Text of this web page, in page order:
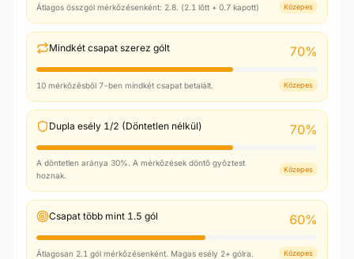
Átlagos összgól mérkőzésenként: 2.8. (2.1 lőtt + 0.7 kapott) Közepes
Mindkét csapat szerez gólt 70%
10 mérkőzésből 7-ben mindkét csapat betalált. Közepes
Dupla esély 1/2 (Döntetlen nélkül) 70%
A döntetlen aránya 30%. A mérkőzések döntő győztest
hoznak.
Közepes
Csapat több mint 1.5 gól 60%
Átlagosan 2.1 gól mérkőzésenként. Magas esély 2+ gólra. Közepes